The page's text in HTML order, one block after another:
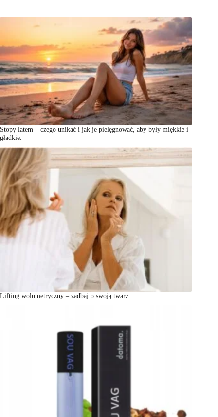
Stopy latem – czego unikać i jak je pielęgnować, aby były miękkie i
gładkie.
Lifting wolumetryczny – zadbaj o swoją twarz